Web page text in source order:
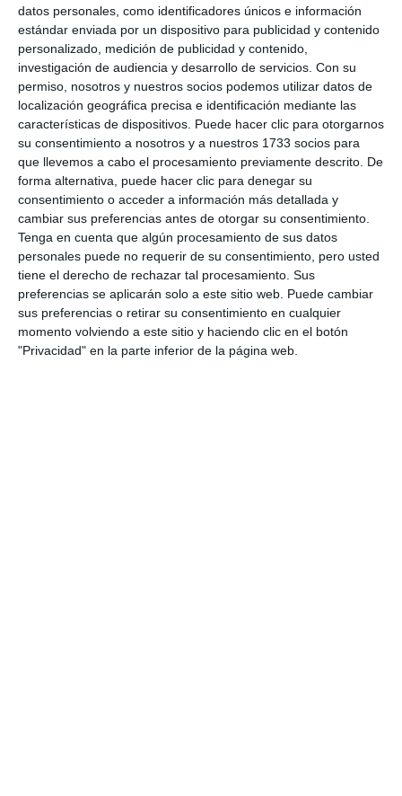
datos personales, como identificadores únicos e información
estándar enviada por un dispositivo para publicidad y contenido
personalizado, medición de publicidad y contenido,
investigación de audiencia y desarrollo de servicios. Con su
permiso, nosotros y nuestros socios podemos utilizar datos de
localización geográfica precisa e identificación mediante las
características de dispositivos. Puede hacer clic para otorgarnos
su consentimiento a nosotros y a nuestros 1733 socios para
que llevemos a cabo el procesamiento previamente descrito. De
forma alternativa, puede hacer clic para denegar su
consentimiento o acceder a información más detallada y
cambiar sus preferencias antes de otorgar su consentimiento.
Tenga en cuenta que algún procesamiento de sus datos
personales puede no requerir de su consentimiento, pero usted
tiene el derecho de rechazar tal procesamiento. Sus
preferencias se aplicarán solo a este sitio web. Puede cambiar
sus preferencias o retirar su consentimiento en cualquier
momento volviendo a este sitio y haciendo clic en el botón
"Privacidad" en la parte inferior de la página web.